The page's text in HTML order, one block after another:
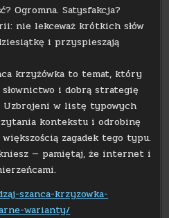
Ogromna. Satysfakcja?
nie lekceważ krótkich słów
i przyspieszają
krzyżówka to temat, który
i dobrą strategię
Uzbrojeni w listę typowych
kontekstu i odrobinę
zagadek tego typu.
— pamiętaj, że internet i
szanca-krzyzowka-
warianty/